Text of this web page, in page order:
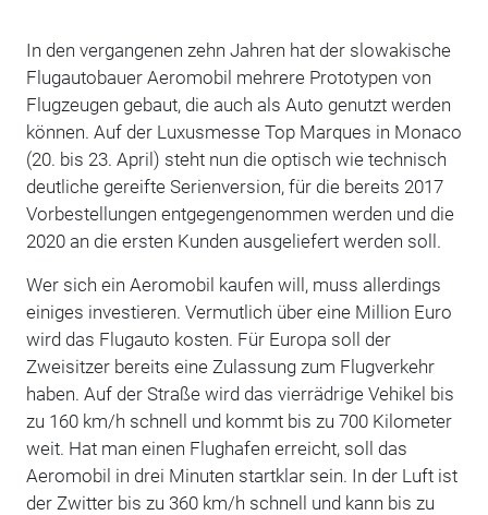
In den vergangenen zehn Jahren hat der slowakische
Flugautobauer Aeromobil mehrere Prototypen von
Flugzeugen gebaut, die auch als Auto genutzt werden
können. Auf der Luxusmesse Top Marques in Monaco
(20. bis 23. April) steht nun die optisch wie technisch
deutliche gereifte Serienversion, für die bereits 2017
Vorbestellungen entgegengenommen werden und die
2020 an die ersten Kunden ausgeliefert werden soll.
Wer sich ein Aeromobil kaufen will, muss allerdings
einiges investieren. Vermutlich über eine Million Euro
wird das Flugauto kosten. Für Europa soll der
Zweisitzer bereits eine Zulassung zum Flugverkehr
haben. Auf der Straße wird das vierrädrige Vehikel bis
zu 160 km/h schnell und kommt bis zu 700 Kilometer
weit. Hat man einen Flughafen erreicht, soll das
Aeromobil in drei Minuten startklar sein. In der Luft ist
der Zwitter bis zu 360 km/h schnell und kann bis zu